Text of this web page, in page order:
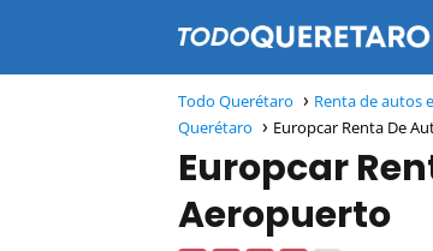
Todo Querétaro Renta de autos
Querétaro
Europcar Renta De
Europcar
Aeropuerto